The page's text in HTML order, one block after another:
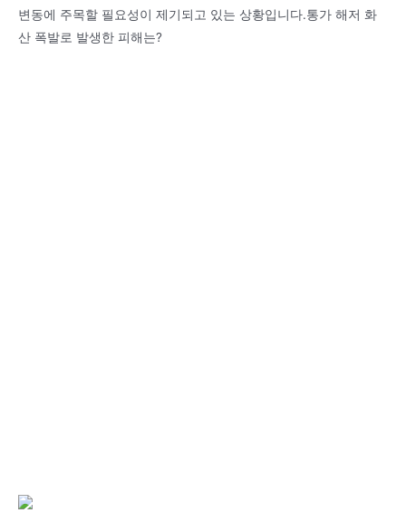
변동에 주목할 필요성이 제기되고 있는 상황입니다.통가 해저 화
산 폭발로 발생한 피해는?